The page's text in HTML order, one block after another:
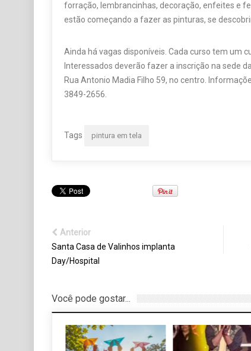
forração, lembrancinhas, decoração, enfeites e
estão começando a fazer as pinturas, se
Ainda há vagas disponíveis. Cada curso tem um
Interessados deverão fazer a inscrição na sede
Rua Antonio Madia Filho 59, no centro.
3849-2656.
Tags pintura em tela
Anterior
Santa Casa de Valinhos implanta
Day/Hospital
Você pode gostar...